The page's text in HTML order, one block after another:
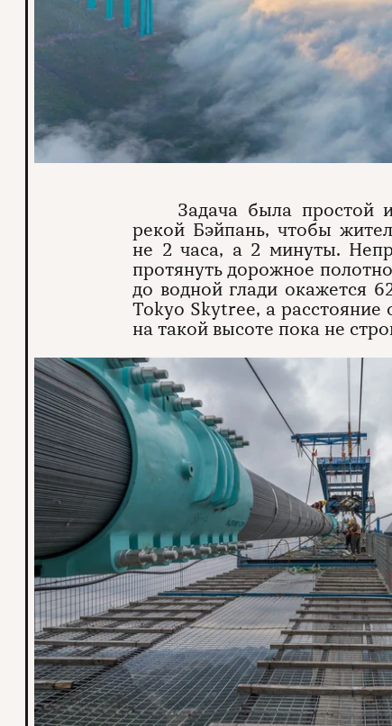
Задача была простой
рекой Бэйпань, чтобы
не 2 часа, а 2 минуты.
протянуть дорожное
до водной глади окажется
Tokyo Skytree, а расстояние
на такой высоте пока не